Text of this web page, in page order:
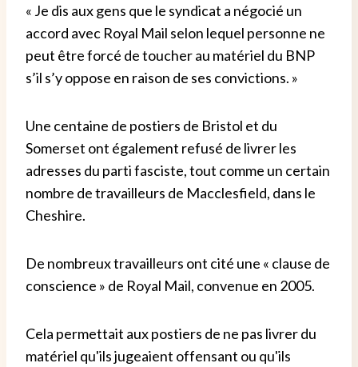
« Je dis aux gens que le syndicat a négocié un
accord avec Royal Mail selon lequel personne ne
peut être forcé de toucher au matériel du BNP
s’il s’y oppose en raison de ses convictions. »
Une centaine de postiers de Bristol et du
Somerset ont également refusé de livrer les
adresses du parti fasciste, tout comme un certain
nombre de travailleurs de Macclesfield, dans le
Cheshire.
De nombreux travailleurs ont cité une « clause de
conscience » de Royal Mail, convenue en 2005.
Cela permettait aux postiers de ne pas livrer du
matériel qu'ils jugeaient offensant ou qu'ils